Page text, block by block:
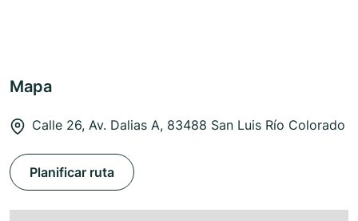
Mapa
Calle 26, Av. Dalias A, 83488 San Luis Río Colorado
Planificar ruta